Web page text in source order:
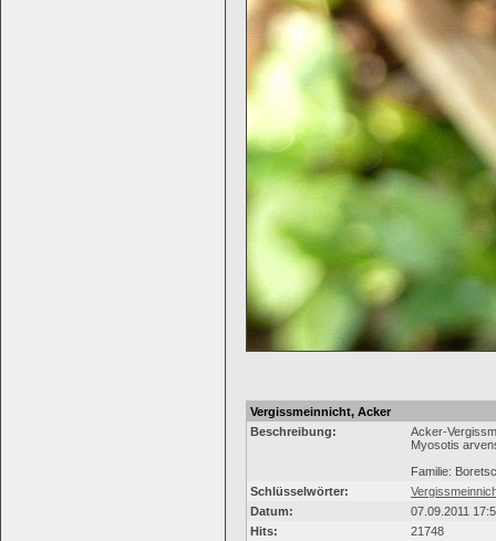
Vergissmeinnicht, Acker
Beschreibung:
Acker-
Myosotis
Familie:
Schlüsselwörter:
Datum:
07.09.2011
Hits:
21748